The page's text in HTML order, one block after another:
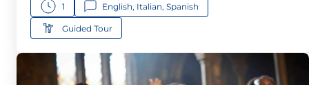
1 English, Italian, Spanish
Guided Tour